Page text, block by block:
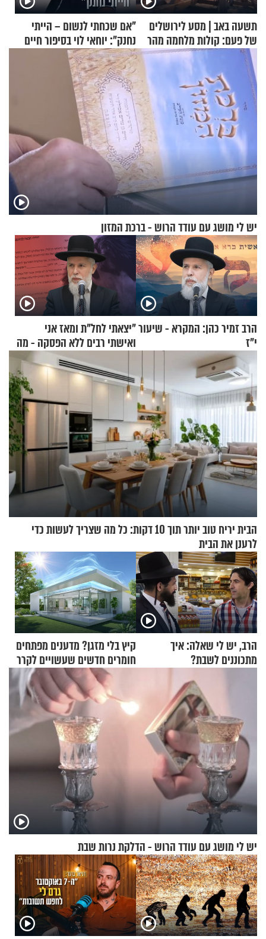
תשעה באב | מסע לירושלים
של פעם: קולות מלחמה מהר
הזיתים
"אם שכחתי לנשום – הייתי
נחנק": יוחאי לוי בסיפור חיים
מעורר השראה
יש לי מושג עם עודד הרוש - ברכת המזון
הרב זמיר כהן: המקרא - שיעור
י"ז
"יצאתי לחל"ת ומאז אני
ואישתי רבים ללא הפסקה - מה
עושים"? הרב זמיר כהן
בתשובה מפתיעה
הבית יריח טוב יותר תוך 10 דקות: כל מה שצריך לעשות כדי
לרענן את הבית
הרב, יש לי שאלה: איך
מתכוננים לשבת?
קיץ בלי מזגן? מדענים מפתחים
חומרים חדשים שעשויים לקרר
יש לי מושג עם עודד הרוש - הדלקת נרות שבת